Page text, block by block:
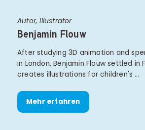
Autor, Illustrator
Benjamin Flouw
After studying 3D animation and
in London, Benjamin Flouw settled in
creates illustrations for children's …
Mehr erfahren